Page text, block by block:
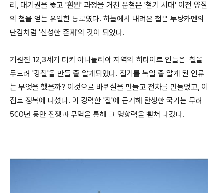
리, 대기권을 뚫고 '환원' 과정을 거친 운철은 '철기 시대' 이전 양질
의 철을 얻는 유일한 통로였다. 하늘에서 내려온 철은 투탕카멘의
단검처럼 '신성한 존재'의 것이 되었다.
기원전 12,3세기 터키 아나톨리아 지역의 히타이트 인들은 철을
두드려 '강철'을 만들 줄 알게되었다. 철기를 녹일 줄 알게 된 인류
는 무엇을 했을까? 이것으로 바퀴살을 만들고 전차를 만들었고, 이
집트 정복에 나섰다. 이 강력한 '철'에 근거해 탄생한 국가는 무려
500년 동안 전쟁과 무역을 통해 그 영향력을 뻗쳐 나갔다.